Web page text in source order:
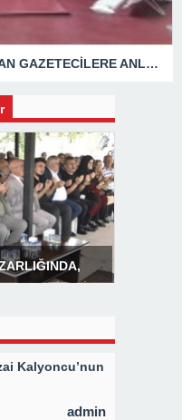
İŞ İNSANI İRFAN YAZICIOĞLU’NDAN GAZETECİLERE ANLAMLI ZİYARET
Mesajı
Kalyoncu’nun
admin